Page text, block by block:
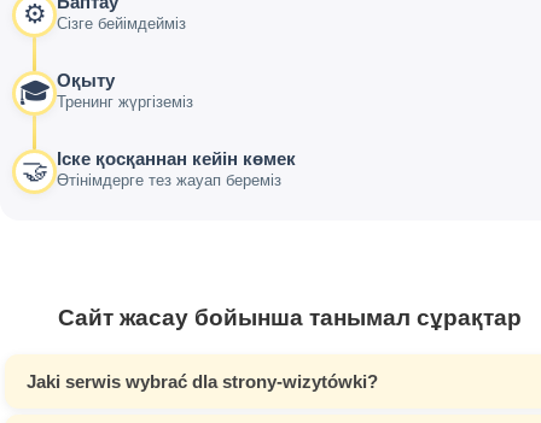
⚙️ Сізге бейімдейміз
🎓 Оқыту
Тренинг жүргіземіз
🤝 Іске қосқаннан кейін көмек
Өтінімдерге тез жауап береміз
Сайт жасау бойынша танымал сұрақтар
Jaki serwis wybrać dla strony-wizytówki?